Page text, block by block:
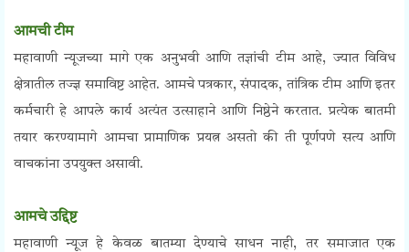
आमची टीम
महावाणी न्यूजच्या मागे एक अनुभवी आणि तज्ञांची टीम आहे, ज्यात विविध
क्षेत्रातील तज्ज्ञ समाविष्ट आहेत. आमचे पत्रकार, संपादक, तांत्रिक टीम आणि इतर
कर्मचारी हे आपले कार्य अत्यंत उत्साहाने आणि निष्ठेने करतात. प्रत्येक बातमी
तयार करण्यामागे आमचा प्रामाणिक प्रयत्न असतो की ती पूर्णपणे सत्य आणि
वाचकांना उपयुक्त असावी.
आमचे उद्दिष्ट
महावाणी न्यूज हे केवळ बातम्या देण्याचे साधन नाही, तर समाजात एक